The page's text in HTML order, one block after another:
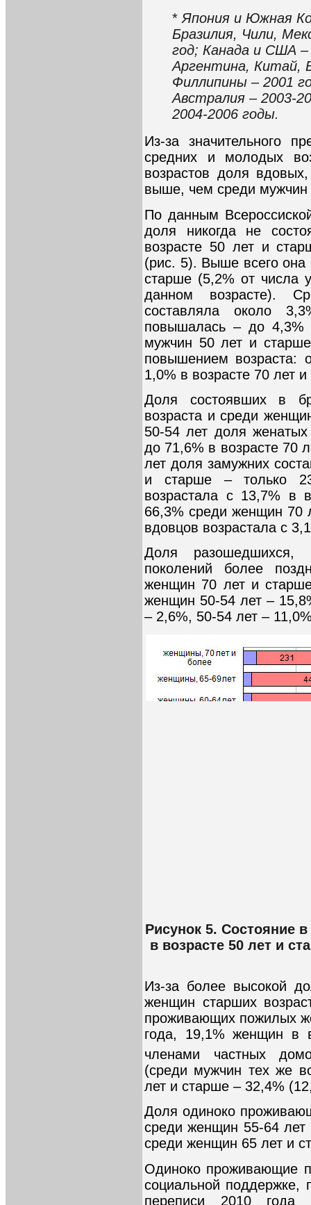
* Япония и Южная
Бразилия, Чили,
год; Канада и США
Аргентина, Китай,
Филлипины – 2001
Австралия – 2003-
2004-2006 годы.
Из-за значительного
средних и молодых
возрастов доля
выше, чем среди мужчин
По данным
доля никогда не
возрасте 50 лет и
(рис. 5). Выше всего она
старше (5,2% от числа
данном возрасте).
составляла около
повышалась – до 4,3%
мужчин 50 лет и
повышением возраста:
1,0% в возрасте 70 лет
Доля состоявших в
возраста и среди
50-54 лет доля
до 71,6% в возрасте 70
лет доля замужних
и старше – только
возрастала с 13,7% в
66,3% среди женщин 70
вдовцов возрастала с
Доля
поколений более
женщин 70 лет и
женщин 50-54 лет –
– 2,6%, 50-54 лет –
Рисунок 5. Состояние
в возрасте 50 лет и
Из-за более высокой
женщин старших
проживающих пожилых
года, 19,1% женщин в
членами частных
(среди мужчин тех же
лет и старше – 32,4%
Доля одиноко
среди женщин 55-64
среди женщин 65 лет и
Одиноко проживающие
социальной
переписи 2010 года